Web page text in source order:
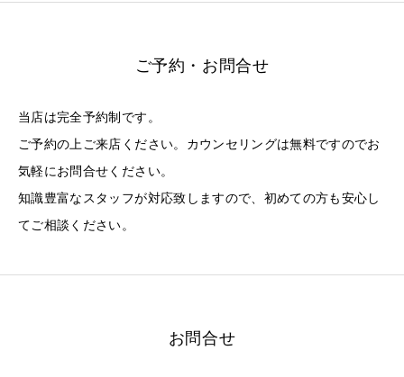
ご予約・お問合せ
当店は完全予約制です。
ご予約の上ご来店ください。カウンセリングは無料ですのでお
気軽にお問合せください。
知識豊富なスタッフが対応致しますので、初めての方も安心し
てご相談ください。
お問合せ